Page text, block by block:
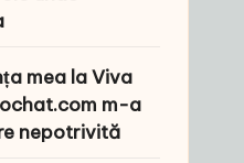
mea la Viva
m-a
nepotrivită